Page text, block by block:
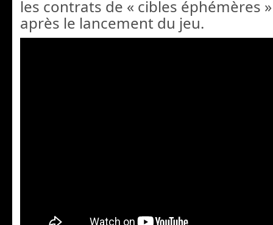
les contrats de « cibles éphémères
après le lancement du jeu.